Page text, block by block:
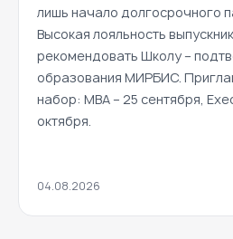
лишь начало долгосрочного
Высокая лояльность
рекомендовать Школу –
образования МИРБИС.
набор: MBA – 25 сентября,
октября.
04.08.2026